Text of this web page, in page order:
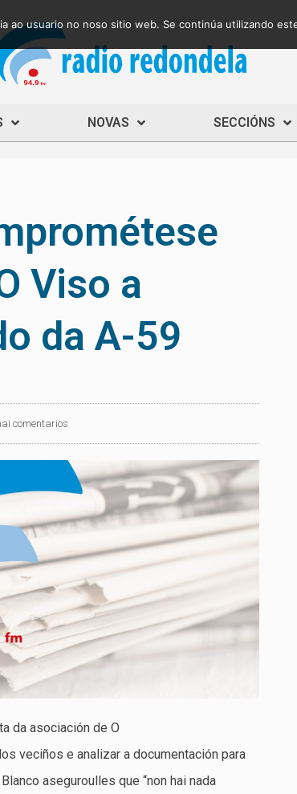
NOVAS SECCIÓNS
Viso a
da A-59
comentarios
da asociación de O
veciños e analizar a documentación para
aseguroulles que “non hai nada
ao usuario no noso sitio web. Se continúa utilizando